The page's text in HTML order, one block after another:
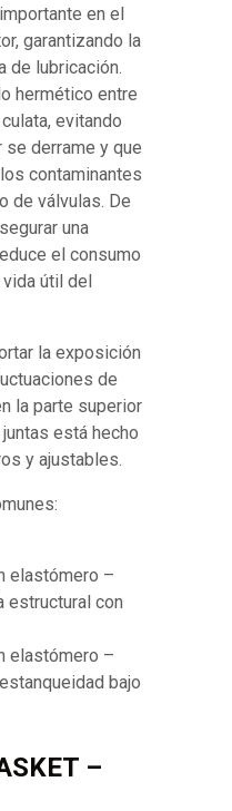
en el
garantizando la
de lubricación.
hermético entre
evitando
derrame y que
contaminantes
de válvulas. De
una
el consumo
útil del
la exposición
de
la parte superior
está hecho
y ajustables.
elastómero –
estructural con
elastómero –
bajo
–